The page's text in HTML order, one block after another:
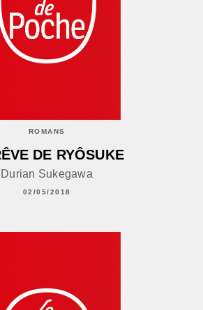
ROMANS
DE RYÔSUKE
Durian Sukegawa
02/05/2018